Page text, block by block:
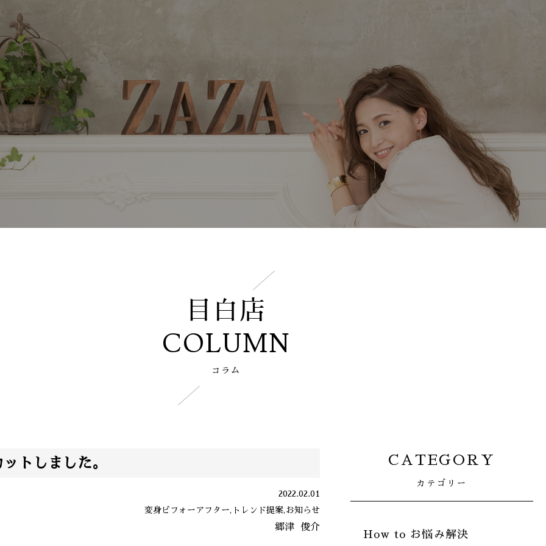
目白店
COLUMN
コラム
トしました。
2022.02.01
変身ビフォーアフター,トレンド提案,お知らせ
郷津 俊介
CATEGORY
カテゴリー
How to お悩み解決